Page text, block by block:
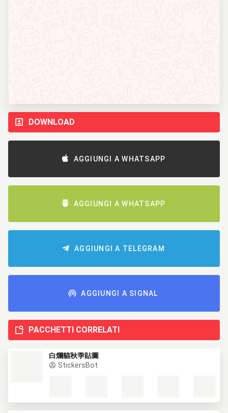
DOWNLOAD
AGGIUNGI A WHATSAPP
AGGIUNGI A WHATSAPP
AGGIUNGI A TELEGRAM
AGGIUNGI A SIGNAL
PACCHETTI CORRELATI
白爛貓秋季貼圖
StickersBot